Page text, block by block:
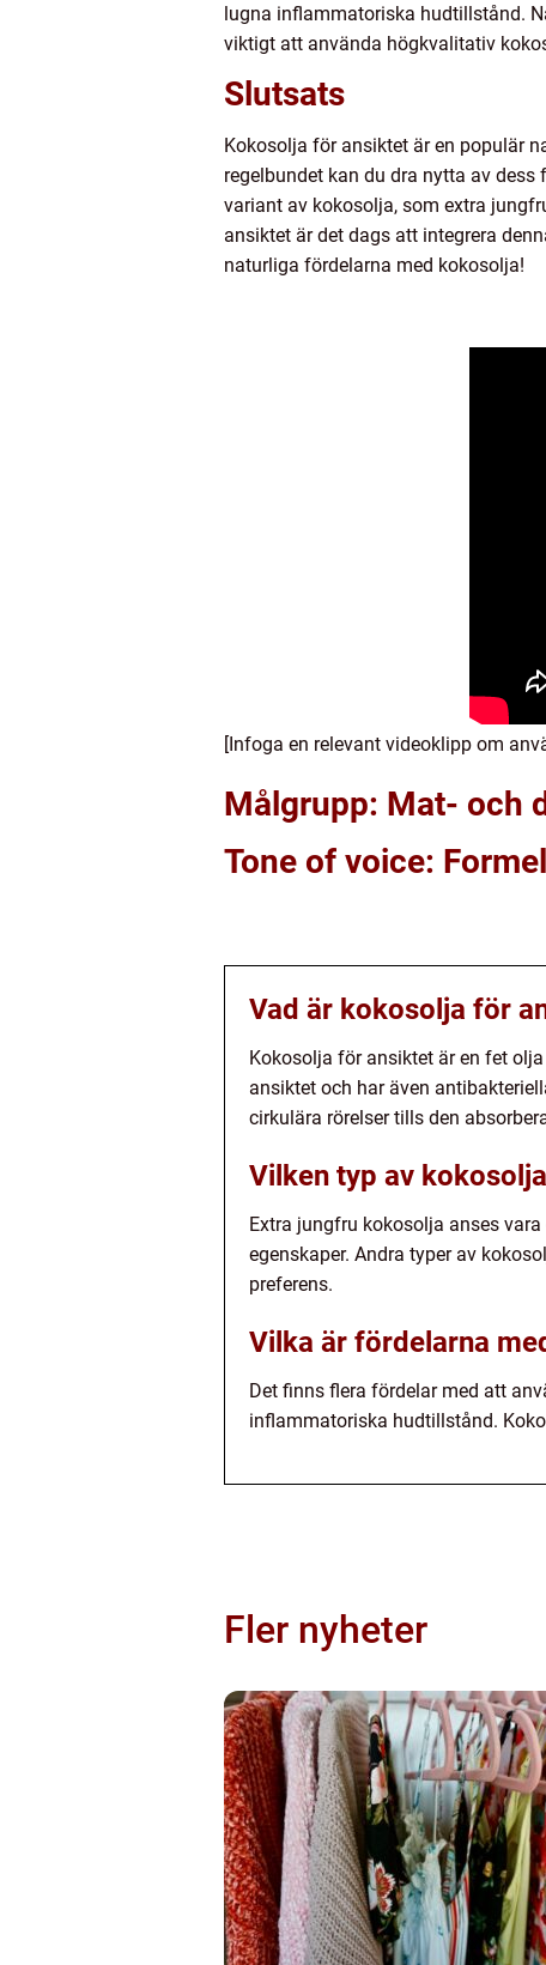
lugna inflammatoriska hudtillstånd.
viktigt att använda högkvalitativ
Slutsats
Kokosolja för ansiktet är en populär
regelbundet kan du dra nytta av
variant av kokosolja, som extra
ansiktet är det dags att integrera
naturliga fördelarna med kokosolja!
[Infoga en relevant videoklipp om
Målgrupp: Mat- och
Tone of voice:
Vad är kokosolja för
Kokosolja för ansiktet är en fet
ansiktet och har även
cirkulära rörelser tills den
Vilken typ av
Extra jungfru kokosolja anses
egenskaper. Andra typer av
preferens.
Vilka är fördelarna
Det finns flera fördelar med att
inflammatoriska hudtillstånd.
Fler nyheter